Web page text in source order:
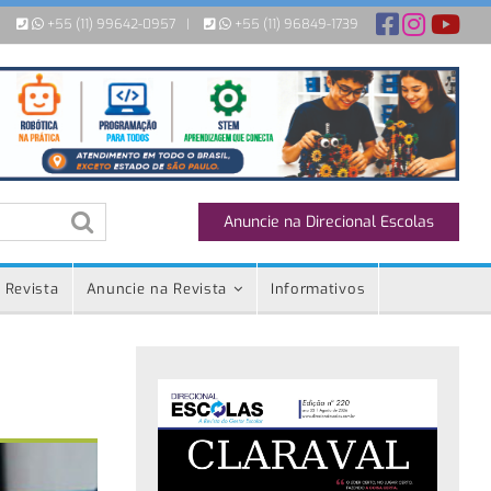
+55 (11) 99642-0957 | +55 (11) 96849-1739
Anuncie na Direcional Escolas
Revista Anuncie na Revista Informativos